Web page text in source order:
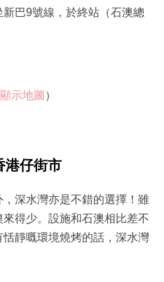
巴9號線，於終站（石澳總
顯示地圖 ）
港仔街市
深水灣亦是不錯的選擇！雖
得少。設施和石澳相比差不
靜嘅環境燒烤的話，深水灣